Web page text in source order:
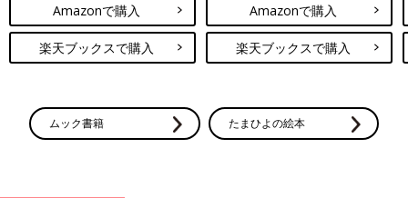
Amazonで購入
楽天ブックスで購入
Amazonで購入
楽天ブックスで購入
ムック書籍 たまひよの絵本